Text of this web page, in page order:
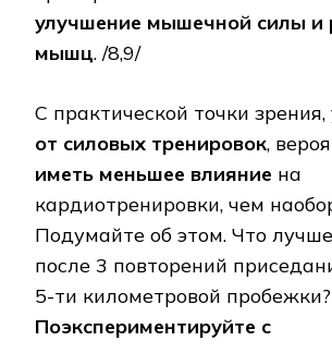
улучшение мышечной силы и
мышц. /8,9/
С практической точки зрения,
от силовых тренировок,
иметь меньшее влияние на
кардиотренировки, чем
Подумайте об этом. Что
после 3 повторений
5-ти километровой пробежки?
Поэкспериментируйте с